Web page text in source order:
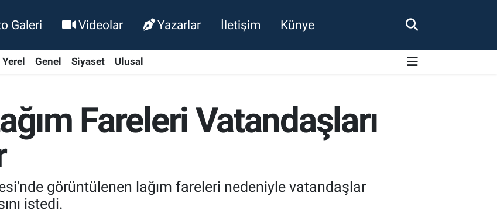
Galeri Videolar Yazarlar İletişim Künye
Yerel Genel Siyaset Ulusal
Fareleri Vatandaşları
görüntülenen lağım fareleri nedeniyle vatandaşlar
istedi.